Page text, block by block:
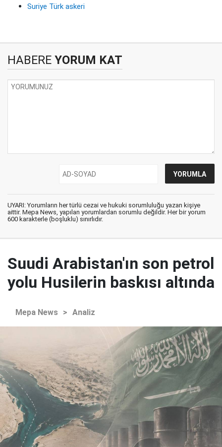
Suriye Türk askeri
HABERE YORUM KAT
UYARI: Yorumların her türlü cezai ve hukuki sorumluluğu yazan kişiye
aittir. Mepa News, yapılan yorumlardan sorumlu değildir. Her bir yorum
600 karakterle (boşluklu) sınırlıdır.
Suudi Arabistan'ın son petrol
yolu Husilerin baskısı altında
Mepa News > Analiz